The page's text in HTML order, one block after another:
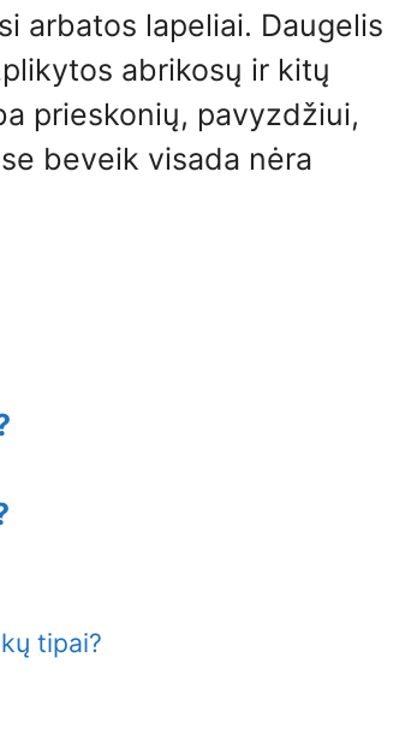
arbatos lapeliai. Daugelis
abrikosų ir kitų
prieskonių, pavyzdžiui,
beveik visada nėra
tipai?